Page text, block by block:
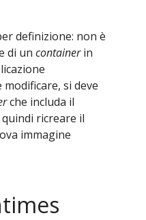
definizione: non è
di un containerin
si deve
che includa il
ricreare il
immagine